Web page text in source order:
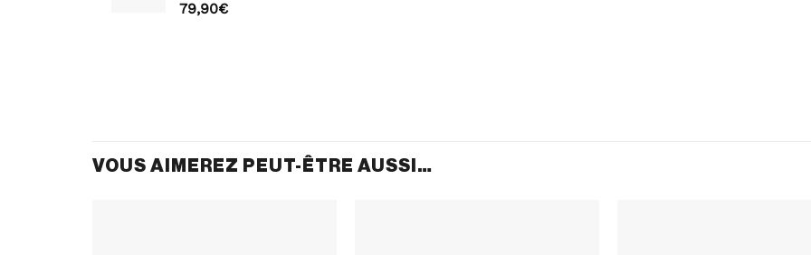
79,90€
VOUS AIMEREZ PEUT-ÊTRE AUSSI…